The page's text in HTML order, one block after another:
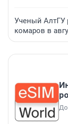
Ученый АлтГУ
комаров в
До